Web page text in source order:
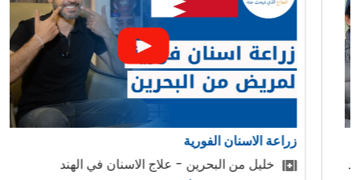
زراعة الاسنان الفورية
خليل من البحرين - علاج الاسنان في الهند